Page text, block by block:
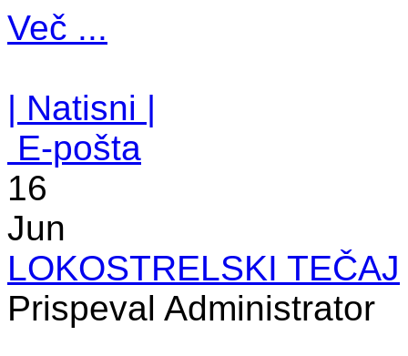
Več ...
| Natisni |
E-pošta
16
Jun
LOKOSTRELSKI TEČAJ
Prispeval Administrator